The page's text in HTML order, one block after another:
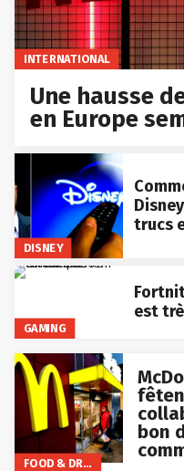
INTERNATIONAL
Une hausse
en Europe
DISNEY
trucs
GAMING
est
FOOD & DRINKS
bon